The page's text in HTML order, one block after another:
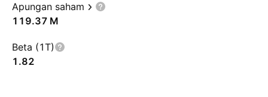
Apungan saham
‪119.37 M‬
Beta (1T)
1.82